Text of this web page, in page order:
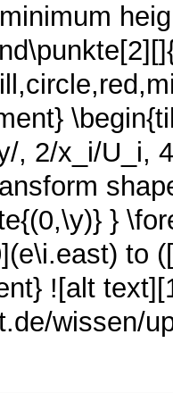
, 2/x_i/U_i,
}
to
![alt
wissen/